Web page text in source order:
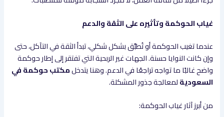
غياب الحوكمة وتأثيره على الثقة والدعم
عندما تغيب الحوكمة أو تُطبَّق بشكل شكلي، تبدأ الثقة في التآكل، حتى
وإن كانت النوايا حسنة. الجهات غير الربحية التي تفتقر إلى إطار حوكمة
واضح غالبًا ما تواجه تراجعًا في الدعم. وهنا يتدخلمكتب حوكمة في
السعوديةلمعالجة جذور المشكلة.
من أبرز آثار غياب الحوكمة: